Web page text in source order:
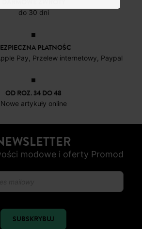
do 30 dni
PŁATNOŚC
Pay, Przelew internetowy, Paypal
OD ROZ. 34 DO 48
Nowe artykuły online
modowe i oferty Promod
SUBSKRYBUJ